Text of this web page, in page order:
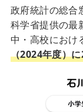
政府統計の総合
科学省提供の最
中・高校におけ
（2024年度）